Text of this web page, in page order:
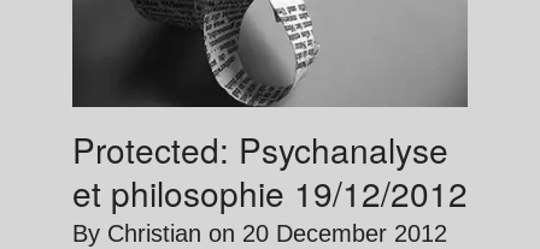
Protected: Psychanalyse
et philosophie 19/12/2012
By Christian on 20 December 2012